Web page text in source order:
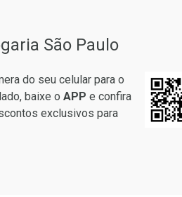
cada
cada
Por R$ 83,59/cada
Por R$ 83,59/cada
São Paulo
do seu celular para o
baixe o APP e confira
exclusivos para